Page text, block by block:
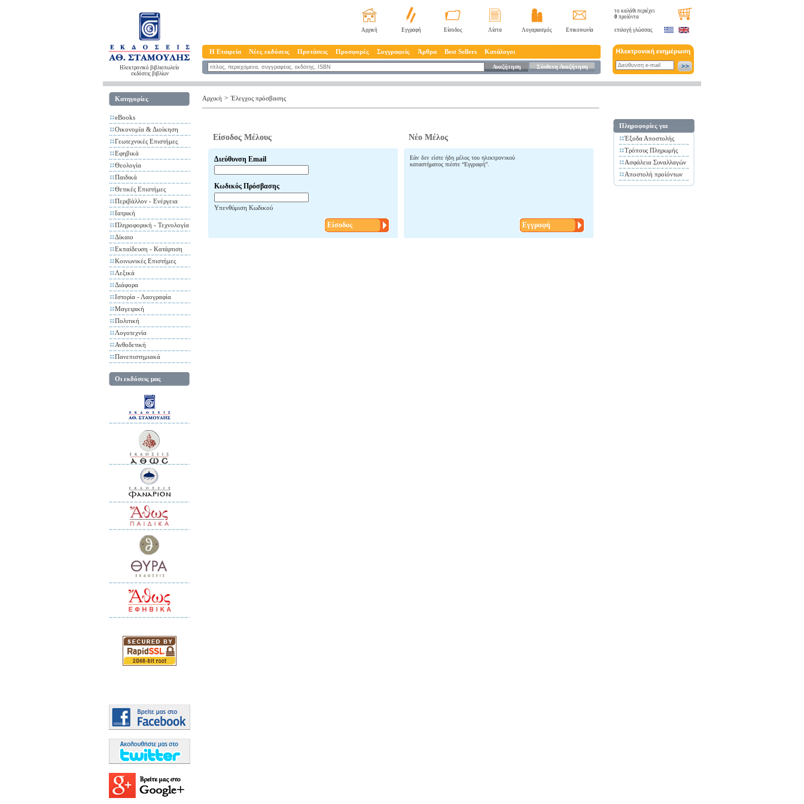
Ηλεκτρονικό βιβλιοπωλείο
εκδόσεις βιβλίων
Αρχική Εγγραφή Είσοδος Λίστα Λογαριασμός Επικοινωνία
Η Εταιρεία Νέες εκδόσεις Προτάσεις Προσφορές Συγγραφείς Άρθρα Best Sellers Κατάλογοι
Αναζήτηση Σύνθετη Αναζήτηση
το καλάθι περιέχει
0 προϊόντα
επιλογή γλώσσας
Κατηγορίες
eBooks
Οικονομία & Διοίκηση
Γεωτεχνικές Επιστήμες
Εφηβικά
Θεολογία
Παιδικά
Θετικές Επιστήμες
Περιβάλλον - Ενέργεια
Ιατρική
Πληροφορική - Τεχνολογία
Δίκαιο
Εκπαίδευση - Κατάρτιση
Κοινωνικές Επιστήμες
Λεξικά
Διάφορα
Ιστορία - Λαογραφία
Μαγειρική
Πολιτική
Λογοτεχνία
Ανθοδετική
Πανεπιστημιακά
Οι εκδόσεις μας
Αρχική > Έλεγχος πρόσβασης
Είσοδος Μέλους Νέο Μέλος
Διεύθυνση Email
Κωδικός Πρόσβασης
Υπενθύμιση Κωδικού
Είσοδος
Εάν δεν είστε ήδη μέλος του ηλεκτρονικού
καταστήματος πιέστε “Εγγραφή”.
Εγγραφή
Πληροφορίες για
Έξοδα Αποστολής
Τρόπους Πληρωμής
Ασφάλεια Συναλλαγών
Αποστολή προίόντων